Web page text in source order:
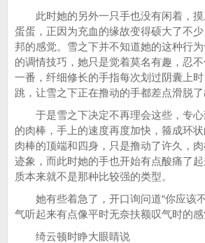
此时她的另外一只手也没有闲着，摸
蛋蛋，正因为充血的缘故变得硕大了不
邦的感觉。雪之下并不知道她的这种行
的调情技巧，她只是觉着莫名有趣，忍
一番，纤细修长的手指每次划过阴囊上
跳，让雪之下正在撸动的手都差点滑脱了
于是雪之下决定不再理会这些，专心
的肉棒，手上的速度再度加快，箍成环
肉棒的顶端和四身，只是撸动了许久，
迹象，而此时她的手也开始有点酸痛了
质本来就不是那种比较强的类型。
她有些着急了，开口询问道“你应该
气听起来有点像平时无奈扶额叹气时的感
绮云顿时睁大眼睛说